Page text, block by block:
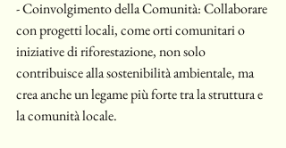
- Coinvolgimento della Comunità: Collaborare
con progetti locali, come orti comunitari o
iniziative di riforestazione, non solo
contribuisce alla sostenibilità ambientale, ma
crea anche un legame più forte tra la struttura e
la comunità locale.